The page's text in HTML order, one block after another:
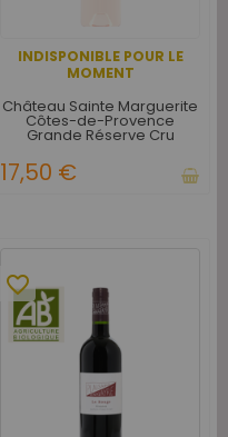
INDISPONIBLE POUR LE
MOMENT
Château Sainte Marguerite
Côtes-de-Provence
Grande Réserve Cru
17,50 €
favorite_border